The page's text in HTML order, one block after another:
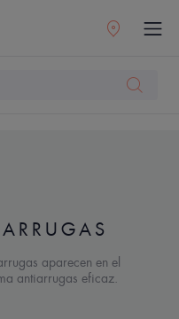
aparecen en el
antiarrugas eficaz.
o una rutina